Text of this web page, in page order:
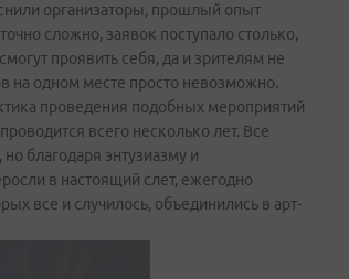
организаторы, прошлый опыт
сложно, заявок поступало столько,
проявить себя, да и зрителям не
на одном месте просто невозможно.
проведения подобных мероприятий
всего несколько лет. Все
благодаря энтузиазму и
в настоящий слет, ежегодно
все и случилось, объединились в арт­